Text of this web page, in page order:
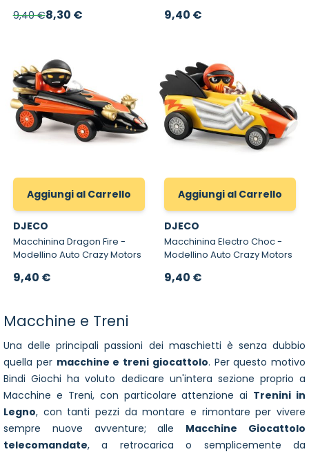
9,40 €Prezzo speciale
8,30 € 9,40 €
Aggiungi al Carrello
DJECO
Macchinina Dragon Fire -
Modellino Auto Crazy Motors
9,40 €
Aggiungi al Carrello
DJECO
Macchinina Electro Choc -
Modellino Auto Crazy Motors
9,40 €
Macchine e Treni
Una delle principali passioni dei maschietti è senza dubbio
quella per macchine e treni giocattolo. Per questo motivo
Bindi Giochi ha voluto dedicare un'intera sezione proprio a
Macchine e Treni, con particolare attenzione ai Trenini in
Legno, con tanti pezzi da montare e rimontare per vivere
sempre nuove avventure; alle Macchine Giocattolo
telecomandate, a retrocarica o semplicemente da